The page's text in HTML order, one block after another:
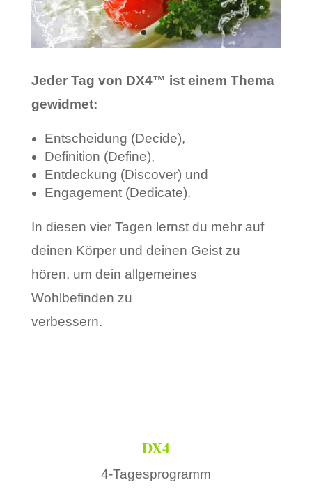
Jeder Tag von DX4™ ist einem Thema
gewidmet:
Entscheidung (Decide),
Definition (Define),
Entdeckung (Discover) und
Engagement (Dedicate).
In diesen vier Tagen lernst du mehr auf
deinen Körper und deinen Geist zu
hören, um dein allgemeines
Wohlbefinden zu
verbessern.
DX4
4-Tagesprogramm